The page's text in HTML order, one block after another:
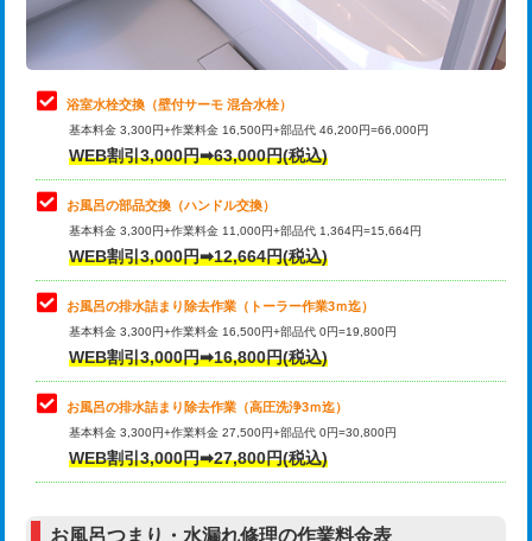
理・調整・分解・加工など（軽作業）
止水・漏水調査・防水処理・清掃・修
理・調整・分解・加工など（中作業）
22,000円
止水・漏水調査・防水処理・清掃・修
理・調整・分解・加工など（重作業）
33,000円
トイレタンク脱着
トイレ便器脱着
タンクレストイレ脱着 33,000円
小便器トイレ脱着
その他部品の脱着 8,800円～
交換・取付（タンク）
浴室水栓交換（壁付サーモ 混合水栓）
基本料金 3,300円+作業料金 16,500円+部品代 46,200円=66,000円
WEB割引3,000円➡63,000円(税込)
お風呂の部品交換（ハンドル交換）
基本料金 3,300円+作業料金 11,000円+部品代 1,364円=15,664円
WEB割引3,000円➡12,664円(税込)
お風呂の排水詰まり除去作業（トーラー作業3ｍ迄）
基本料金 3,300円+作業料金 16,500円+部品代 0円=19,800円
WEB割引3,000円➡16,800円(税込)
お風呂の排水詰まり除去作業（高圧洗浄3ｍ迄）
基本料金 3,300円+作業料金 27,500円+部品代 0円=30,800円
WEB割引3,000円➡27,800円(税込)
お風呂つまり・水漏れ修理の作業料金表